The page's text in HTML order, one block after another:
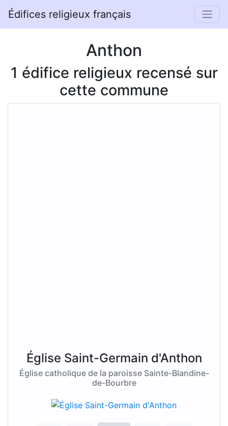
Édifices religieux français
Anthon
1 édifice religieux recensé sur
cette commune
Église Saint-Germain d'Anthon
Église catholique de la paroisse Sainte-Blandine-
de-Bourbre